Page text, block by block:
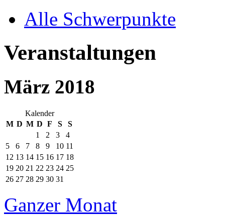
Alle Schwerpunkte
Veranstaltungen
März 2018
Kalender
M D M D F S
S
1
2 3
4
5
6 7 8 9 10 11
12 13 14 15 16 17 18
19 20 21 22 23 24 25
26 27 28 29 30 31
Ganzer Monat